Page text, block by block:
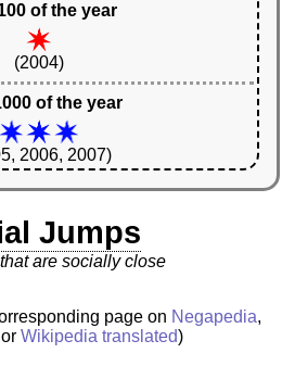
of the year
(2004)
of the year
2006, 2007)
Jumps
are socially close
page on Negapedia,
or Wikipedia translated)